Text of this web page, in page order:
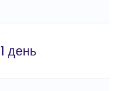
1 день